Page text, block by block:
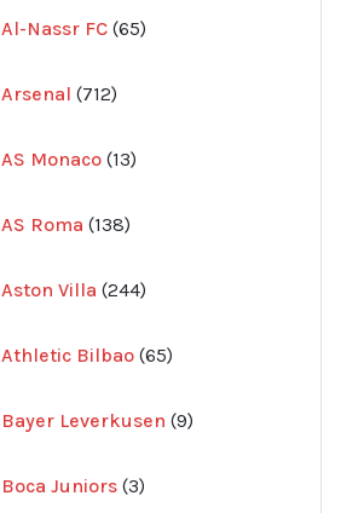
Al-Nassr FC 65
produkter
Arsenal 712
produkter
AS Monaco 13
produkter
AS Roma 138
produkter
Aston Villa 244
produkter
Athletic Bilbao 65
produkter
Bayer Leverkusen 9
produkter
Boca Juniors 3
produkter